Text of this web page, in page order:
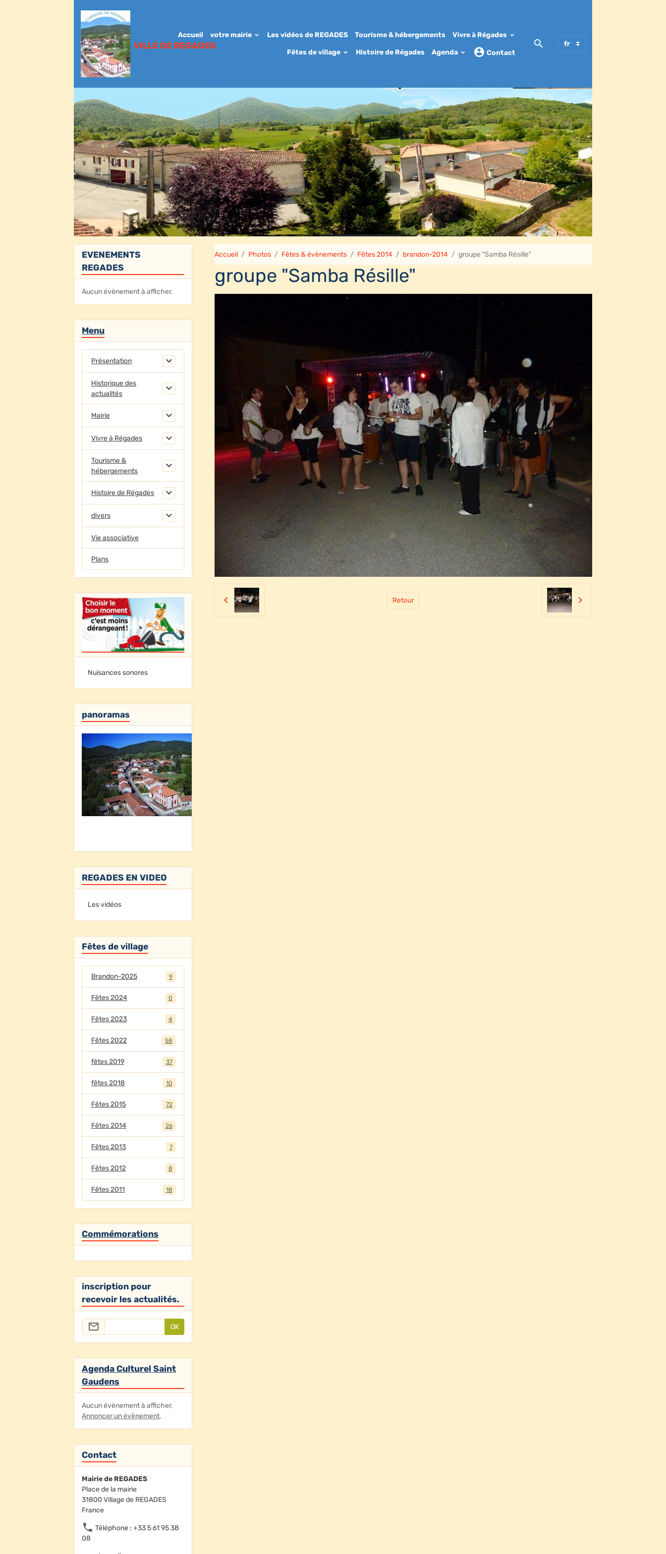
VILLE DE REGADES
Accueil votre mairie Les vidéos de REGADES Tourisme & hébergements Vivre à Régades
Fêtes de village Histoire de Régades Agenda Contact
Accueil Photos Fêtes & évènements Fêtes 2014 brandon-2014 groupe "Samba Résille"
groupe "Samba Résille"
Retour
EVENEMENTS
REGADES
Aucun évènement à afficher.
Menu
Présentation
Historique des
actualités
Mairie
Vivre à Régades
Tourisme &
hébergements
Histoire de Régades
divers
Vie associative
Plans
Nuisances sonores
panoramas
REGADES EN VIDEO
Les vidéos
Fêtes de village
Brandon-2025 9
Fêtes 2024 0
Fêtes 2023 4
Fêtes 2022 58
fêtes 2019 37
fêtes 2018 10
Fêtes 2015 72
Fêtes 2014 26
Fêtes 2013 7
Fêtes 2012 8
Fêtes 2011 18
Commémorations
inscription pour
recevoir les actualités.
OK
Agenda Culturel Saint
Gaudens
Aucun évènement à afficher,
Annoncer un évènement.
Contact
Mairie de REGADES
Place de la mairie
31800 Village de REGADES
France
Téléphone : +33 5 61 95 38
08